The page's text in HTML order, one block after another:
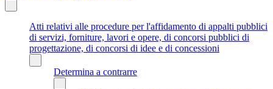
Atti relativi alle procedure per l'affidamento di appalti pubblici
di servizi, forniture, lavori e opere, di concorsi pubblici di
progettazione, di concorsi di idee e di concessioni
Determina a contrarre